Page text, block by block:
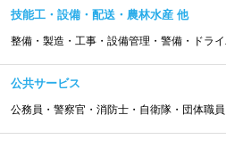
技能工・設備・配送・農林水産 他
整備・製造・工事・設備管理・警備・ドラ
公共サービス
公務員・警察官・消防士・自衛隊・団体職